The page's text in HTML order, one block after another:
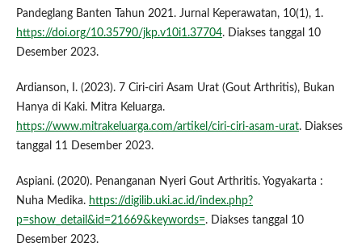
Pandeglang Banten Tahun 2021. Jurnal Keperawatan, 10(1), 1.
https://doi.org/10.35790/jkp.v10i1.37704. Diakses tanggal 10
Desember 2023.
Ardianson, I. (2023). 7 Ciri-ciri Asam Urat (Gout Arthritis), Bukan
Hanya di Kaki. Mitra Keluarga.
https://www.mitrakeluarga.com/artikel/ciri-ciri-asam-urat. Diakses
tanggal 11 Desember 2023.
Aspiani. (2020). Penanganan Nyeri Gout Arthritis. Yogyakarta :
Nuha Medika. https://digilib.uki.ac.id/index.php?
p=show_detail&id=21669&keywords=. Diakses tanggal 10
Desember 2023.